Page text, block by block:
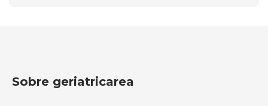
Sobre geriatricarea